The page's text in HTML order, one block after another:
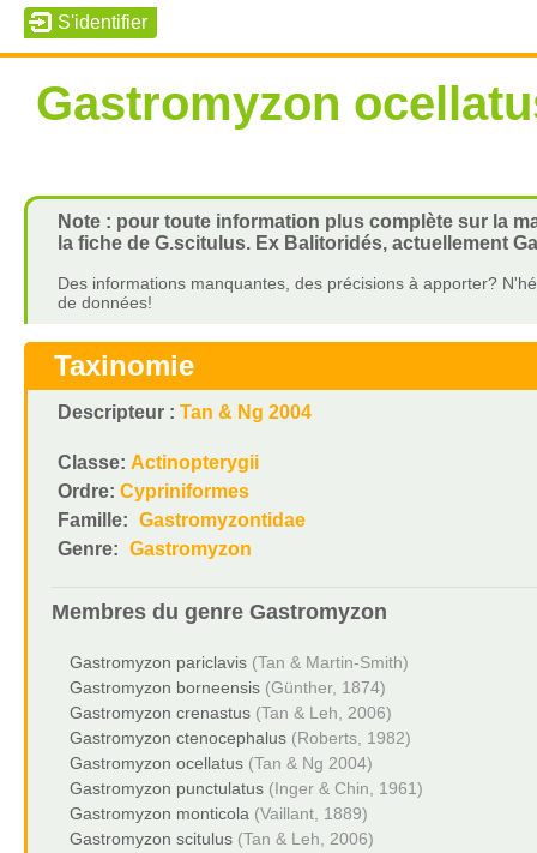
Gastromyzon
Note : pour toute information plus complète sur la
la fiche de G.scitulus. Ex Balitoridés, actuellement
Des informations manquantes, des précisions à apporter?
de données!
Taxinomie
Descripteur : Tan & Ng 2004
Classe: Actinopterygii
Ordre: Cypriniformes
Famille: Gastromyzontidae
Genre: Gastromyzon
Membres du genre Gastromyzon
Gastromyzon pariclavis (Tan & Martin-Smith)
Gastromyzon borneensis (Günther, 1874)
Gastromyzon crenastus (Tan & Leh, 2006)
Gastromyzon ctenocephalus (Roberts, 1982)
Gastromyzon ocellatus (Tan & Ng 2004)
Gastromyzon punctulatus (Inger & Chin, 1961)
Gastromyzon monticola (Vaillant, 1889)
Gastromyzon scitulus (Tan & Leh, 2006)